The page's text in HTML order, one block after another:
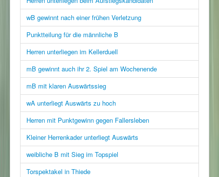
wB gewinnt nach einer frühen Verletzung
Punktteilung für die männliche B
Herren unterliegen im Kellerduell
mB gewinnt auch ihr 2. Spiel am Wochenende
mB mit klaren Auswärtssieg
wA unterliegt Auswärts zu hoch
Herren mit Punktgewinn gegen Fallersleben
Kleiner Herrenkader unterliegt Auswärts
weibliche B mit Sieg im Topspiel
Torspektakel in Thiede